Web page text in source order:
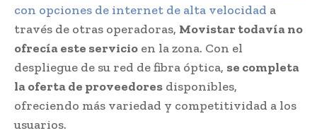
con opciones de internet de alta velocidad a
través de otras operadoras, Movistar todavía no
ofrecía este servicio en la zona. Con el
despliegue de su red de fibra óptica, se completa
la oferta de proveedores disponibles,
ofreciendo más variedad y competitividad a los
usuarios.